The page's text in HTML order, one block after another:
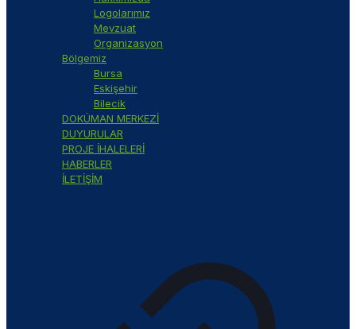
Logolarımız
Mevzuat
Organizasyon
Bölgemiz
Bursa
Eskişehir
Bilecik
DOKÜMAN MERKEZİ
DUYURULAR
PROJE İHALELERİ
HABERLER
İLETİŞİM